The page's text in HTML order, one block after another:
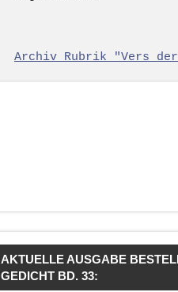
Archiv Rubrik "Vers der
AKTUELLE AUSGABE
GEDICHT BD. 33: